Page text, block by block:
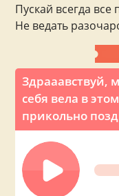
Здрааавствуй,
себя вела в
прикольно
годом по
Пускай всегда все
Не ведать